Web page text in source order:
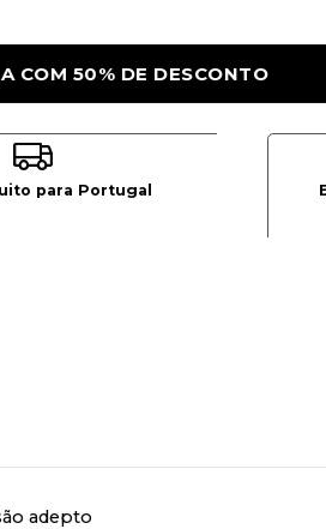
LEVA A 2ª CAMISOLA COM
para Portugal
adepto